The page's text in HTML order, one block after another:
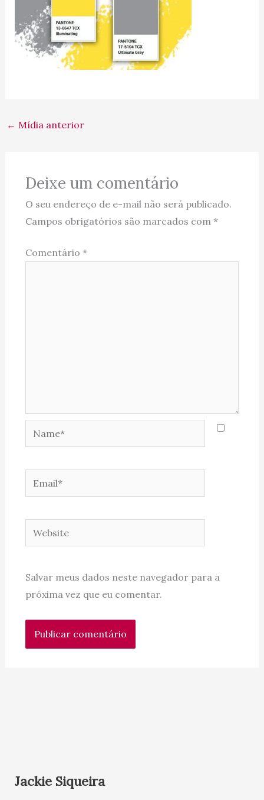
← Mídia anterior
Deixe um comentário
O seu endereço de e-mail não será publicado.
Campos obrigatórios são marcados com *
Comentário *
Name*
Email*
Website
Salvar meus dados neste navegador para a
próxima vez que eu comentar.
Jackie Siqueira